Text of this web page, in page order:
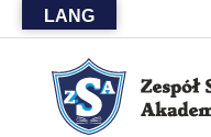
LANG